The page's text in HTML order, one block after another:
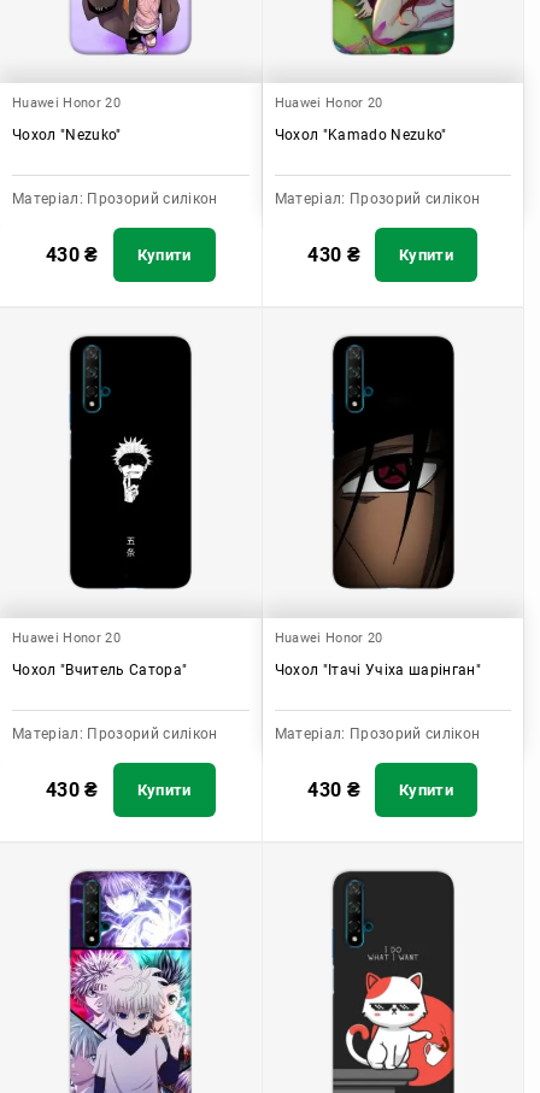
Huawei Honor 20
Чохол "Nezuko"
Матеріал: Прозорий силікон
430₴ Купити
Huawei Honor 20
Чохол "Kamado Nezuko"
Матеріал: Прозорий силікон
430 ₴ Купити
Huawei Honor 20
Чохол "Вчитель Сатора"
Матеріал: Прозорий силікон
430₴ Купити
Huawei Honor 20
Чохол "Ітачі Учіха шарінган"
Матеріал: Прозорий силікон
430 ₴ Купити